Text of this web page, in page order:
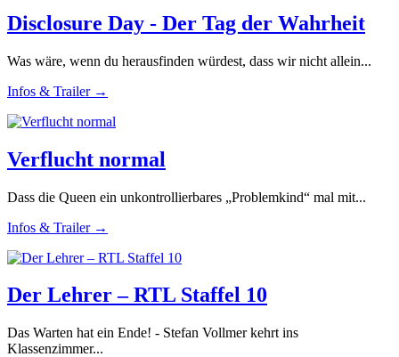
Disclosure Day - Der Tag der Wahrheit
Was wäre, wenn du herausfinden würdest, dass wir nicht allein...
Infos & Trailer →
Verflucht normal
Dass die Queen ein unkontrollierbares „Problemkind“ mal mit...
Infos & Trailer →
Der Lehrer – RTL Staffel 10
Das Warten hat ein Ende! - Stefan Vollmer kehrt ins
Klassenzimmer...